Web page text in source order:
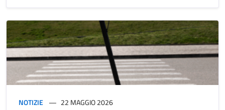
NOTIZIE 22 MAGGIO 2026